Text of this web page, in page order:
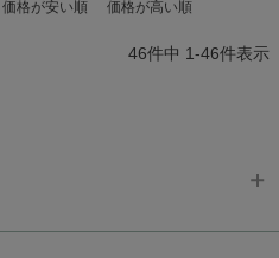
価格が安い順 価格が高い順
46件中 1-46件表示